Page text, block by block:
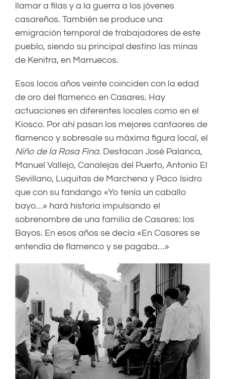
llamar a filas y a la guerra a los jóvenes
casareños. También se produce una
emigración temporal de trabajadores de este
pueblo, siendo su principal destino las minas
de Kenitra, en Marruecos.
Esos locos años veinte coinciden con la edad
de oro del flamenco en Casares. Hay
actuaciones en diferentes locales como en el
Kiosco. Por ahí pasan los mejores cantaores de
flamenco y sobresale su máxima figura local, el
Niño de la Rosa Fina. Destacan José Palanca,
Manuel Vallejo, Canalejas del Puerto, Antonio El
Sevillano, Luquitas de Marchena y Paco Isidro
que con su fandango «Yo tenía un caballo
bayo…» hará historia impulsando el
sobrenombre de una familia de Casares: los
Bayos. En esos años se decía «En Casares se
entendía de flamenco y se pagaba…»